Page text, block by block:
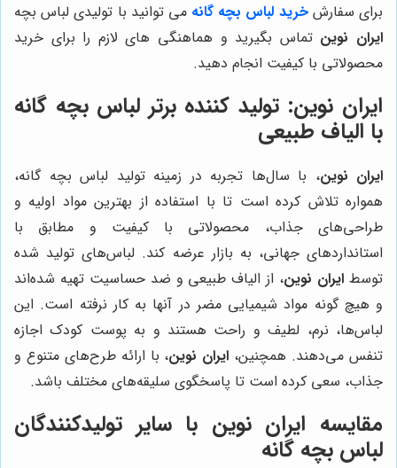
برای سفارشخرید لباس بچه گانه می توانید با تولیدی لباس بچه
ایران نوین تماس بگیرید و هماهنگی های لازم را برای خرید
محصولاتی با کیفیت انجام دهید.
ایران نوین: تولید کننده برتر لباس بچه گانه
با الیاف طبیعی
ایران نوین، با سال‌ها تجربه در زمینه تولید لباس بچه گانه،
همواره تلاش کرده است تا با استفاده از بهترین مواد اولیه و
طراحی‌های جذاب، محصولاتی با کیفیت و مطابق با
استانداردهای جهانی، به بازار عرضه کند. لباس‌های تولید شده
توسط ایران نوین، از الیاف طبیعی و ضد حساسیت تهیه شده‌اند
و هیچ گونه مواد شیمیایی مضر در آنها به کار نرفته است. این
لباس‌ها، نرم، لطیف و راحت هستند و به پوست کودک اجازه
تنفس می‌دهند. همچنین، ایران نوین، با ارائه طرح‌های متنوع و
جذاب، سعی کرده است تا پاسخگوی سلیقه‌های مختلف باشد.
مقایسه ایران نوین با سایر تولیدکنندگان
لباس بچه گانه